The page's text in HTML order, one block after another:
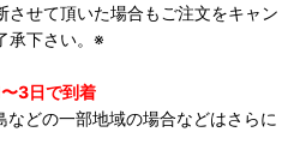
させて頂いた場合もご注文をキャン
承下さい。※
3日で到着
どの一部地域の場合などはさらに